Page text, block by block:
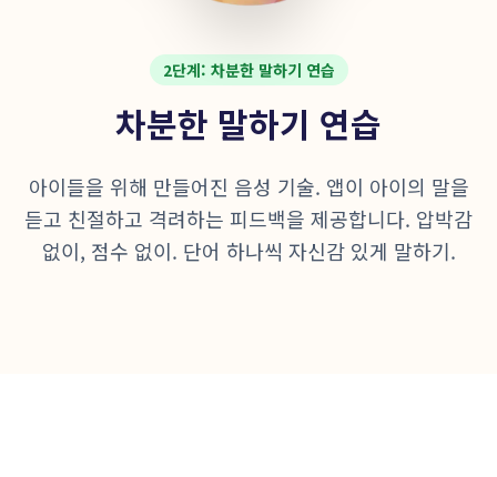
2단계: 차분한 말하기 연습
차분한 말하기 연습
아이들을 위해 만들어진 음성 기술. 앱이 아이의 말을
듣고 친절하고 격려하는 피드백을 제공합니다. 압박감
없이, 점수 없이. 단어 하나씩 자신감 있게 말하기.